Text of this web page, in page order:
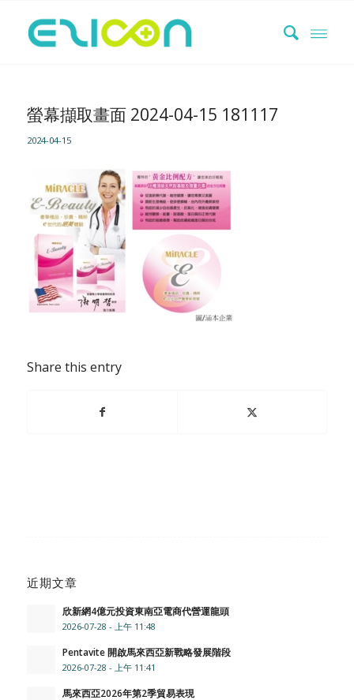
螢幕擷取畫面 2024-04-15 181117
2024-04-15
Share this entry
近期文章
欣新網4億元投資東南亞電商代營運龍頭
2026-07-28 - 上午 11:48
Pentavite 開啟馬來西亞新戰略發展階段
2026-07-28 - 上午 11:41
馬來西亞2026年第2季貿易表現